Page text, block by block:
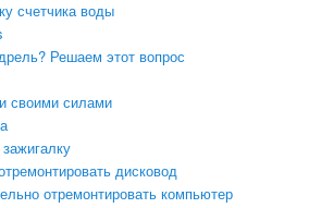
счетчика воды
Решаем этот вопрос
своими силами
дисковод
отремонтировать компьютер